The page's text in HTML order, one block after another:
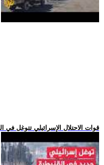
.. قوات الاحتلال الإسرائيلي تتوغل